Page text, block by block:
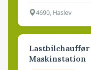
4690, Haslev
Lastbilchauffør
Maskinstation